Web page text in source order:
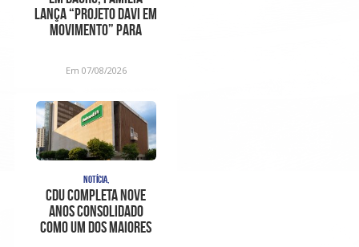
lança “Projeto Davi em
Movimento” para
Em 07/08/2026
NOTÍCIA,
CDU completa nove
anos consolidado
como um dos maiores